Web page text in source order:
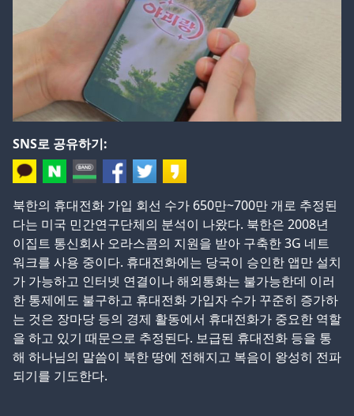
SNS로 공유하기:
북한의 휴대전화 가입 회선 수가 650만~700만 개로 추정된
다는 미국 민간연구단체의 분석이 나왔다. 북한은 2008년
이집트 통신회사 오라스콤의 지원을 받아 구축한 3G 네트
워크를 사용 중이다. 휴대전화에는 당국이 승인한 앱만 설치
가 가능하고 인터넷 연결이나 해외통화는 불가능한데 이러
한 통제에도 불구하고 휴대전화 가입자 수가 꾸준히 증가하
는 것은 장마당 등의 경제 활동에서 휴대전화가 중요한 역할
을 하고 있기 때문으로 추정된다. 보급된 휴대전화 등을 통
해 하나님의 말씀이 북한 땅에 전해지고 복음이 왕성히 전파
되기를 기도한다.